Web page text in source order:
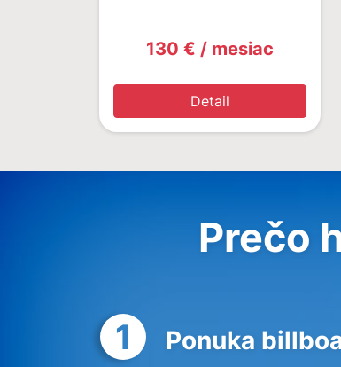
130 € / mesiac
Detail
Prečo
1 Ponuka